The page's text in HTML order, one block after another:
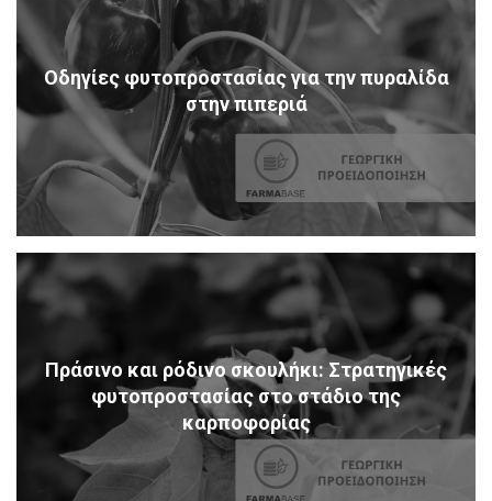
Οδηγίες φυτοπροστασίας για την πυραλίδα
στην πιπεριά
Πράσινο και ρόδινο σκουλήκι: Στρατηγικές
φυτοπροστασίας στο στάδιο της
καρποφορίας